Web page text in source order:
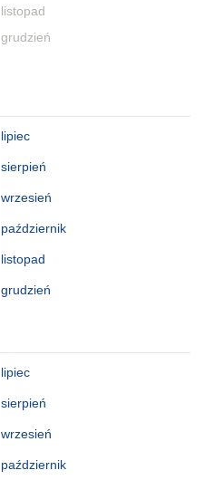
listopad
grudzień
lipiec
sierpień
wrzesień
październik
listopad
grudzień
lipiec
sierpień
wrzesień
październik